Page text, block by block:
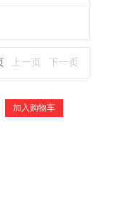
上一页 下一页
加入购物车